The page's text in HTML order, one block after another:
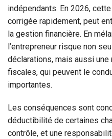
indépendants. En 2026,
corrigée rapidement, peut
la gestion financière. En
l’entrepreneur risque non
déclarations, mais aussi
fiscales, qui peuvent le
importantes.
Les conséquences sont
déductibilité de certaines
contrôle, et une